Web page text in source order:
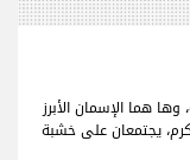
هما الإسمان الأبرز
كرم، يجتمعان على خشبة